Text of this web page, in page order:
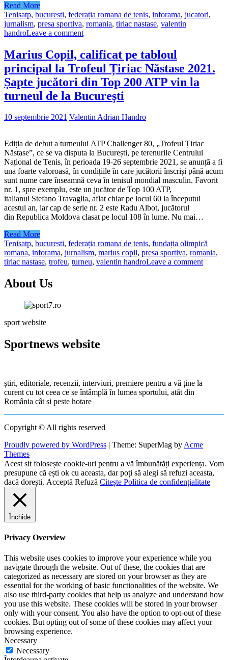
Read More
Tenisatp, bucuresti, federația romana de tenis, inforama, jucatori,
jurnalism, presa sportiva, romania, tiriac nastase, valentin
handroLeave a comment
Marius Copil, calificat pe tabloul
principal la Trofeul Țiriac Năstase 2021.
Șapte jucători din Top 200 ATP vin la
turneul de la București
10 septembrie 2021 Valentin Adrian Handro
Ediția de debut a turneului ATP Challenger 80, „Trofeul Țiriac
Năstase”, ce se va disputa la București, pe terenurile Centrului
Național de Tenis, în perioada 19-26 septembrie 2021, se anunță a fi
una foarte valoroasă, în condițiile în care jucătorii înscriși până acum
sunt nume care înseamnă ceva în tenisul mondial masculin. Favorit
nr. 1, spre exemplu, este un jucător de Top 100 ATP,
italianul Stefano Travaglia, aflat chiar pe locul 60 la începutul
acestui an, iar cap de serie nr. 2 este Radu Albot, jucătorul
din Republica Moldova clasat pe locul 108 în lume. Nu mai…
Read More
Tenisatp, bucuresti, federația romana de tenis, fundația olimpică
romana, inforama, jurnalism, marius copil, presa sportiva, romania,
tiriac nastase, trofeu, turneu, valentin handroLeave a comment
About Us
sport website
Sportnews website
știri, editoriale, recenzii, interviuri, premiere pentru a vă ține la
curent cu tot ceea ce se întâmplă în lumea sportului, atât din
România cât și peste hotare
Copyright © All rights reserved
Proudly powered by WordPress | Theme: SuperMag by Acme
Themes
Acest sit folosește cookie-uri pentru a vă îmbunătăți experiența. Vom
presupune că ești ok cu aceasta, dar poți să alegi să refuzi aceasta,
dacă dorești. Acceptă Refuză Citește Politica de confidențialitate
Închide
Privacy Overview
This website uses cookies to improve your experience while you
navigate through the website. Out of these, the cookies that are
categorized as necessary are stored on your browser as they are
essential for the working of basic functionalities of the website. We
also use third-party cookies that help us analyze and understand how
you use this website. These cookies will be stored in your browser
only with your consent. You also have the option to opt-out of these
cookies. But opting out of some of these cookies may affect your
browsing experience.
Necessary
Necessary